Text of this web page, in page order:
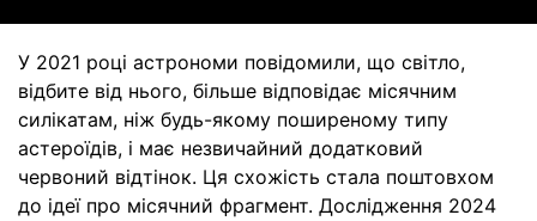
У 2021 році астрономи повідомили, що світло,
відбите від нього, більше відповідає місячним
силікатам, ніж будь-якому поширеному типу
астероїдів, і має незвичайний додатковий
червоний відтінок. Ця схожість стала поштовхом
до ідеї про місячний фрагмент. Дослідження 2024